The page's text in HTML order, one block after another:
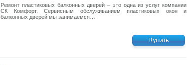
Ремонт пластиковых балконных дверей – это одна из услуг компании
СК Комфорт. Сервисным обслуживанием пластиковых окон и
балконных дверей мы занимаемся…